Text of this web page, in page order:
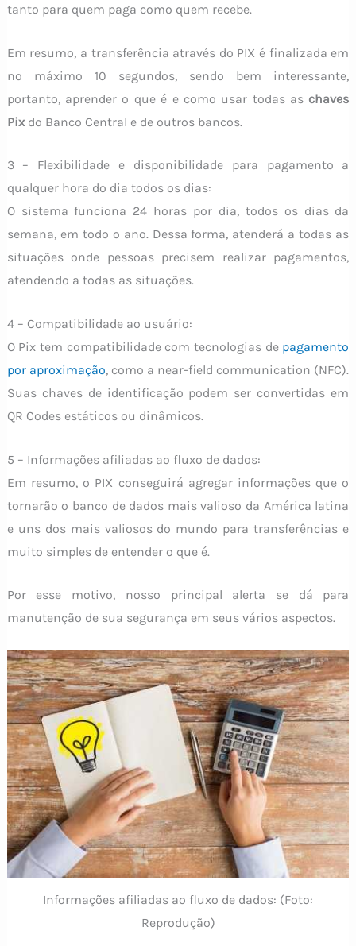
tanto para quem paga como quem recebe.
Em resumo, a transferência através do PIX é finalizada em
no máximo 10 segundos, sendo bem interessante,
portanto, aprender o que é e como usar todas as chaves
Pixdo Banco Central e de outros bancos.
3 – Flexibilidade e disponibilidade para pagamento a
qualquer hora do dia todos os dias:
O sistema funciona 24 horas por dia, todos os dias da
semana, em todo o ano. Dessa forma, atenderá a todas as
situações onde pessoas precisem realizar pagamentos,
atendendo a todas as situações.
4 – Compatibilidade ao usuário:
O Pix tem compatibilidade com tecnologias de pagamento
por aproximação, como a near-field communication (NFC).
Suas chaves de identificação podem ser convertidas em
QR Codes estáticos ou dinâmicos.
5 – Informações afiliadas ao fluxo de dados:
Em resumo, o PIX conseguirá agregar informações que o
tornarão o banco de dados mais valioso da América latina
e uns dos mais valiosos do mundo para transferências e
muito simples de entender o que é.
Por esse motivo, nosso principal alerta se dá para
manutenção de sua segurança em seus vários aspectos.
Informações afiliadas ao fluxo de dados: (Foto:
Reprodução)